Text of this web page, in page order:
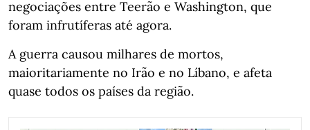
negociações entre Teerão e Washington, que
foram infrutíferas até agora.
A guerra causou milhares de mortos,
maioritariamente no Irão e no Líbano, e afeta
quase todos os países da região.